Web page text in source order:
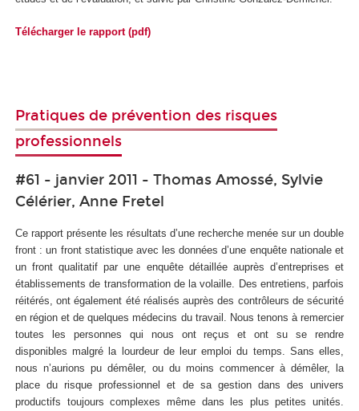
Télécharger le rapport (pdf)
Pratiques de prévention des risques
professionnels
#61 - janvier 2011 - Thomas Amossé, Sylvie
Célérier, Anne Fretel
Ce rapport présente les résultats d’une recherche menée sur un double
front : un front statistique avec les données d’une enquête nationale et
un front qualitatif par une enquête détaillée auprès d’entreprises et
établissements de transformation de la volaille. Des entretiens, parfois
réitérés, ont également été réalisés auprès des contrôleurs de sécurité
en région et de quelques médecins du travail. Nous tenons à remercier
toutes les personnes qui nous ont reçus et ont su se rendre
disponibles malgré la lourdeur de leur emploi du temps. Sans elles,
nous n’aurions pu démêler, ou du moins commencer à démêler, la
place du risque professionnel et de sa gestion dans des univers
productifs toujours complexes même dans les plus petites unités.